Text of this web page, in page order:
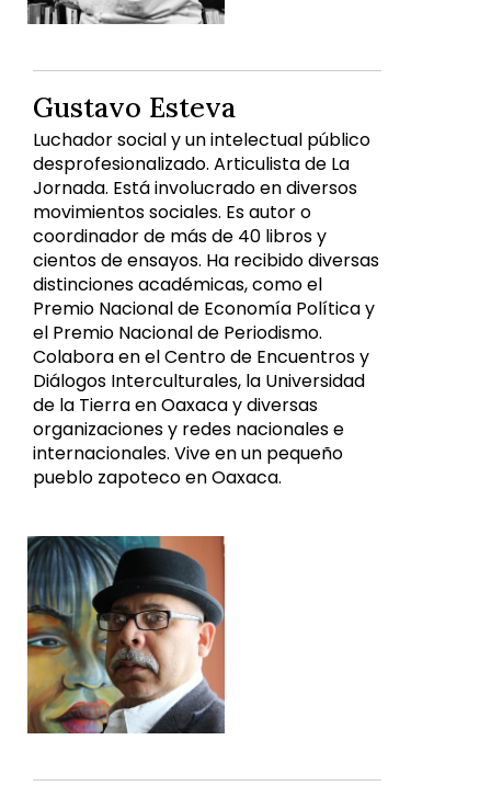
Gustavo Esteva
Luchador social y un intelectual público
desprofesionalizado. Articulista de La
Jornada. Está involucrado en diversos
movimientos sociales. Es autor o
coordinador de más de 40 libros y
cientos de ensayos. Ha recibido diversas
distinciones académicas, como el
Premio Nacional de Economía Política y
el Premio Nacional de Periodismo.
Colabora en el Centro de Encuentros y
Diálogos Interculturales, la Universidad
de la Tierra en Oaxaca y diversas
organizaciones y redes nacionales e
internacionales. Vive en un pequeño
pueblo zapoteco en Oaxaca.